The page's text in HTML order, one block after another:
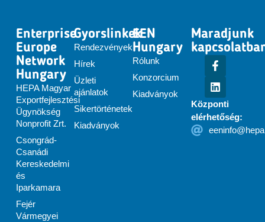
Enterprise
Europe
Network
Hungary
HEPA Magyar
Exportfejlesztési
Ügynökség
Nonprofit Zrt.
Csongrád-
Csanádi
Kereskedelmi
és
Iparkamara
Fejér
Vármegyei
Gyorslinkek
Rendezvények
Hírek
Üzleti
ajánlatok
Sikertörténetek
Kiadványok
EEN
Hungary
Rólunk
Konzorcium
Kiadványok
Maradjunk
Központi
elérhetőség: